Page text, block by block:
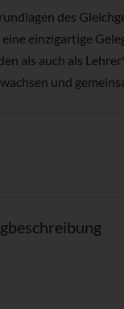
des
einzigartige
als auch als
und